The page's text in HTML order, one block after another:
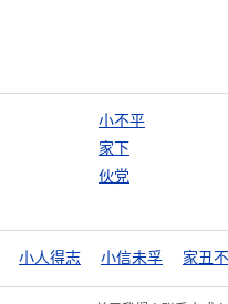
小不平
家下
伙党
小人得志 小信未孚